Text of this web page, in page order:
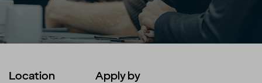
Location Apply by